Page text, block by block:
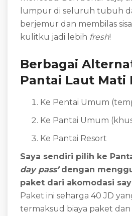
lumpur di seluruh tubuh
berjemur dan membilas
kulitku jadi lebih fresh!
Berbagai
Pantai Laut Mati
Ke Pentai Umum
Ke Pantai Umum
Ke Pantai Resort
Saya sendiri pilih ke
day pass’dengan
paket dari akomodasi
Paket ini seharga 40 JD
termaksud biaya paket